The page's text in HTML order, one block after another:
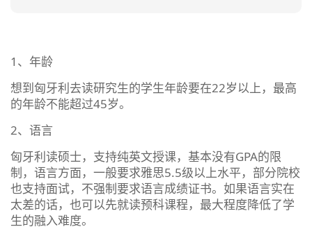
1、年龄
想到匈牙利去读研究生的学生年龄要在22岁以上，最高
的年龄不能超过45岁。
2、语言
匈牙利读硕士，支持纯英文授课，基本没有GPA的限
制，语言方面，一般要求雅思5.5级以上水平，部分院校
也支持面试，不强制要求语言成绩证书。如果语言实在
太差的话，也可以先就读预科课程，最大程度降低了学
生的融入难度。